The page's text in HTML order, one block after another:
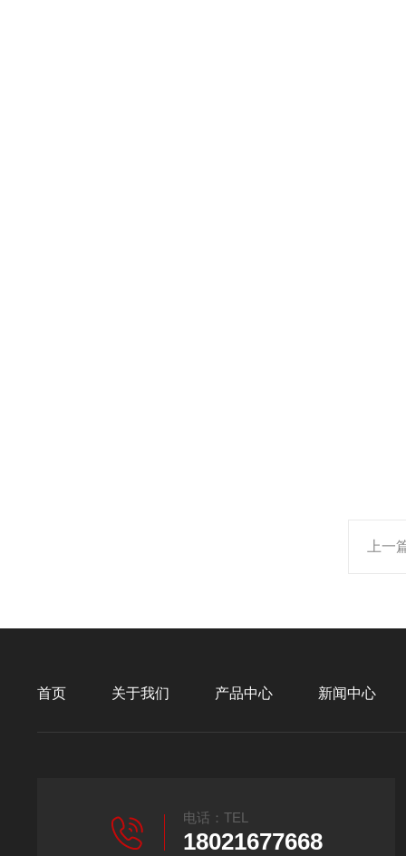
上一
首页 关于我们 产品中心 新闻中心
电话：TEL
18021677668